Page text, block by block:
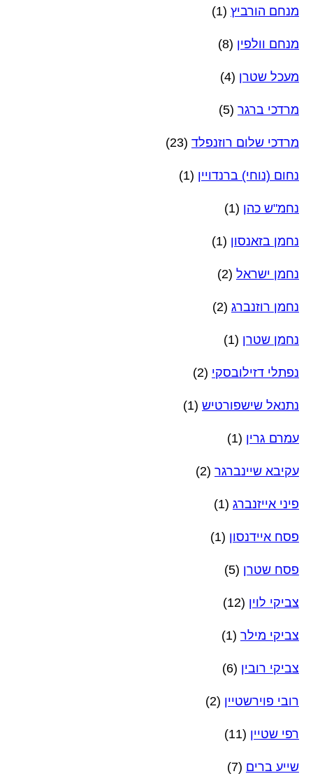
מנחם הורביץ (1)
מנחם וולפין (8)
מעכל שטרן (4)
מרדכי ברגר (5)
מרדכי שלום רוזנפלד (23)
נחום (נוחי) ברנדויין (1)
נחמ"ש כהן (1)
נחמן בזאנסון (1)
נחמן ישראל (2)
נחמן רוזנברג (2)
נחמן שטרן (1)
נפתלי דזילובסקי (2)
נתנאל שישפורטיש (1)
עמרם גרין (1)
עקיבא שיינברגר (2)
פיני אייזנברג (1)
פסח איידנסון (1)
פסח שטרן (5)
צביקי לוין (12)
צביקי מילר (1)
צביקי רובין (6)
רובי פוירשטיין (2)
רפי שטיין (11)
שייע ברים (7)